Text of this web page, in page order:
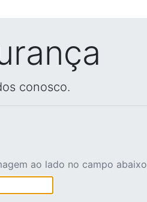
conosco.
ao lado no campo abaixo